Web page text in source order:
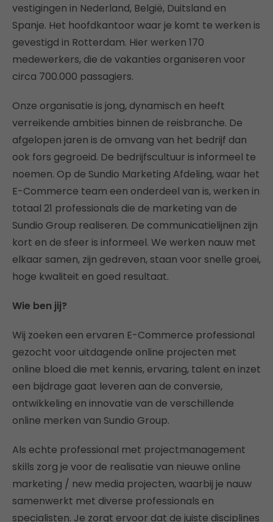
vestigingen in Nederland, België, Duitsland en
Spanje. Het hoofdkantoor waar je komt te werken is
gevestigd in Rotterdam. Hier werken 170
medewerkers, die de vakanties organiseren voor
circa 700.000 passagiers.
Onze organisatie is jong, dynamisch en heeft
verreikende ambities binnen de reisbranche. De
afgelopen jaren is de omvang van het bedrijf dan
ook fors gegroeid. De bedrijfscultuur is informeel te
noemen. Op de Sundio Marketing Afdeling, waar het
E-Commerce team een onderdeel van is, werken in
totaal 21 professionals die de marketing van de
Sundio Group realiseren. De communicatielijnen zijn
kort en de sfeer is informeel. We werken nauw met
elkaar samen, zijn gedreven, staan voor snelle groei,
hoge kwaliteit en goed resultaat.
Wie ben jij?
Wij zoeken een ervaren E-Commerce professional
gezocht voor uitdagende online projecten met
online bloed die met kennis, ervaring, talent en inzet
een bijdrage gaat leveren aan de conversie,
ontwikkeling en innovatie van de verschillende
online merken van Sundio Group.
Als echte professional met projectmanagement
skills zorg je voor de realisatie van nieuwe online
marketing / new media projecten, waarbij je nauw
samenwerkt met diverse professionals en
specialisten. Je zorgt ervoor dat de juiste disciplines